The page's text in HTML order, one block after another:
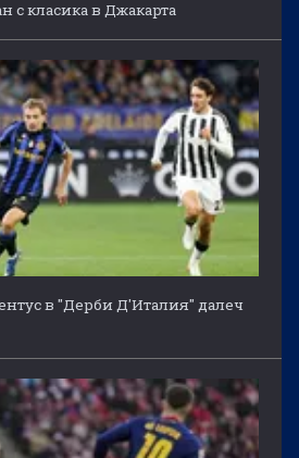
с класика в Джакарта
в "Дерби Д'Италия" далеч